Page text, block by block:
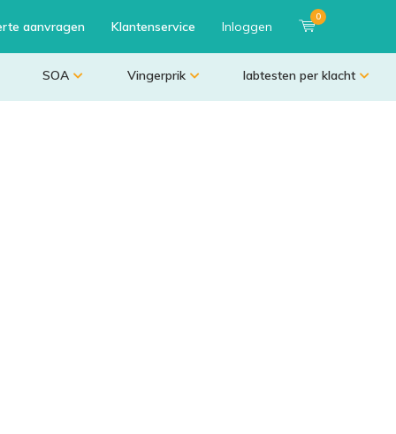
aanvragen Klantenservice Inloggen
0
SOA Vingerprik labtesten per klacht